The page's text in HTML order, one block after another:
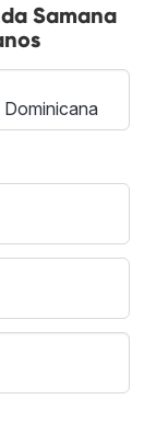
Samana